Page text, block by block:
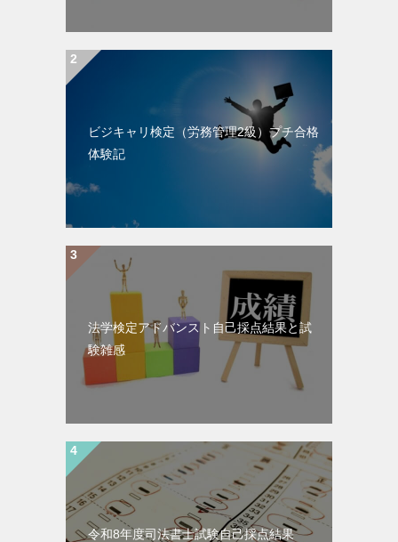
ビジキャリ検定（労務管理2級）プチ合格
体験記
法学検定アドバンスト自己採点結果と試
験雑感
令和8年度司法書士試験自己採点結果